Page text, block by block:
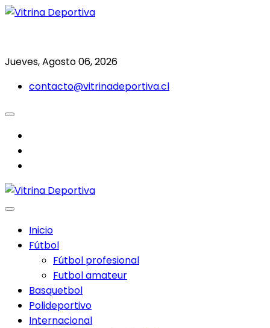
Saltar
Jueves, Agosto 06, 2026
contacto@vitrinadeportiva.cl
Inicio
Fútbol
Fútbol profesional
Futbol amateur
Basquetbol
Polideportivo
Internacional